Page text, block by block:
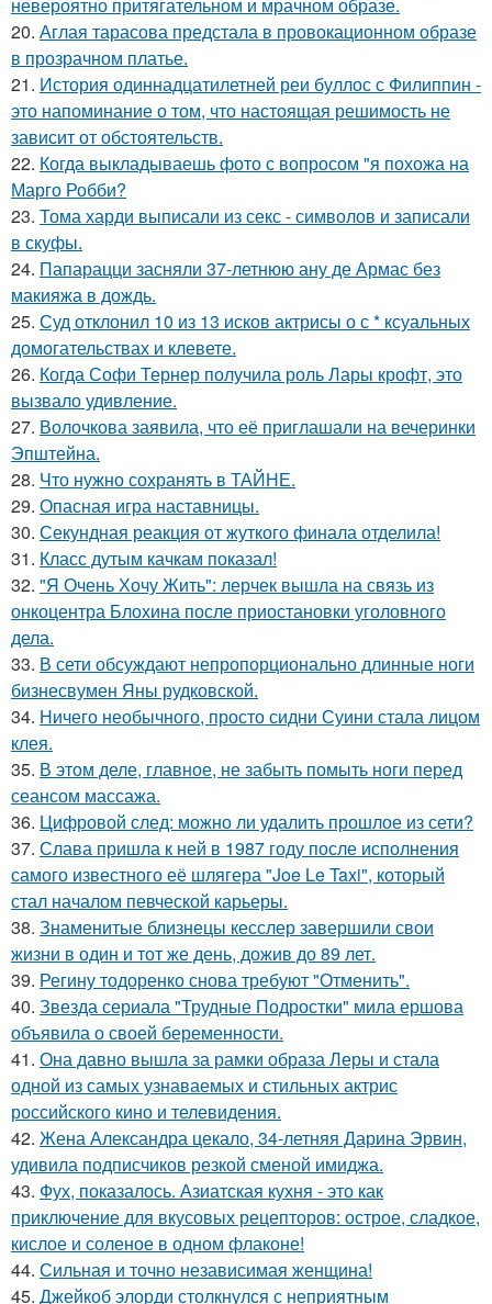
20. Аглая тарасова предстала в провокационном образе
в прозрачном платье.
21. История одиннадцатилетней реи буллос с Филиппин -
это напоминание о том, что настоящая решимость не
зависит от обстоятельств.
22. Когда выкладываешь фото с вопросом "я похожа на
Марго Робби?
23. Тома харди выписали из секс - символов и записали
в скуфы.
24. Папарацци засняли 37-летнюю ану де Армас без
макияжа в дождь.
25. Суд отклонил 10 из 13 исков актрисы о с * ксуальных
домогательствах и клевете.
26. Когда Софи Тернер получила роль Лары крофт, это
вызвало удивление.
27. Волочкова заявила, что её приглашали на вечеринки
Эпштейна.
28. Что нужно сохранять в ТАЙНЕ.
29. Опасная игра наставницы.
30. Секундная реакция от жуткого финала отделила!
31. Класс дутым качкам показал!
32. "Я Очень Хочу Жить": лерчек вышла на связь из
онкоцентра Блохина после приостановки уголовного
дела.
33. В сети обсуждают непропорционально длинные ноги
бизнесвумен Яны рудковской.
34. Ничего необычного, просто сидни Суини стала лицом
клея.
35. В этом деле, главное, не забыть помыть ноги перед
сеансом массажа.
36. Цифровой след: можно ли удалить прошлое из сети?
37. Слава пришла к ней в 1987 году после исполнения
самого известного её шлягера "Joe Le Taxi", который
стал началом певческой карьеры.
38. Знаменитые близнецы кесслер завершили свои
жизни в один и тот же день, дожив до 89 лет.
39. Регину тодоренко снова требуют "Отменить".
40. Звезда сериала "Трудные Подростки" мила ершова
объявила о своей беременности.
41. Она давно вышла за рамки образа Леры и стала
одной из самых узнаваемых и стильных актрис
российского кино и телевидения.
42. Жена Александра цекало, 34-летняя Дарина Эрвин,
удивила подписчиков резкой сменой имиджа.
43. Фух, показалось. Азиатская кухня - это как
приключение для вкусовых рецепторов: острое, сладкое,
кислое и соленое в одном флаконе!
44. Сильная и точно независимая женщина!
45. Джейкоб элорди столкнулся с неприятным